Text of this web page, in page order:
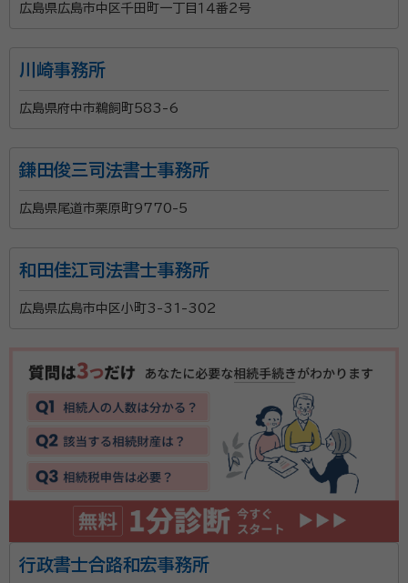
広島県広島市中区千田町一丁目１４番２号
川崎事務所
広島県府中市鵜飼町583-6
鎌田俊三司法書士事務所
広島県尾道市栗原町9770-5
和田佳江司法書士事務所
広島県広島市中区小町3-31-302
行政書士合路和宏事務所